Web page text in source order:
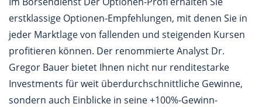
erstklassige Optionen-Empfehlungen, mit denen Sie in
jeder Marktlage von fallenden und steigenden Kursen
profitieren können. Der renommierte Analyst Dr.
Gregor Bauer bietet Ihnen nicht nur renditestarke
Investments für weit überdurchschnittliche Gewinne,
sondern auch Einblicke in seine +100%-Gewinn-